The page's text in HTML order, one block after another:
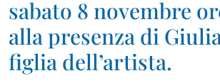
sabato 8 novembre
alla presenza di
figlia dell’artista.